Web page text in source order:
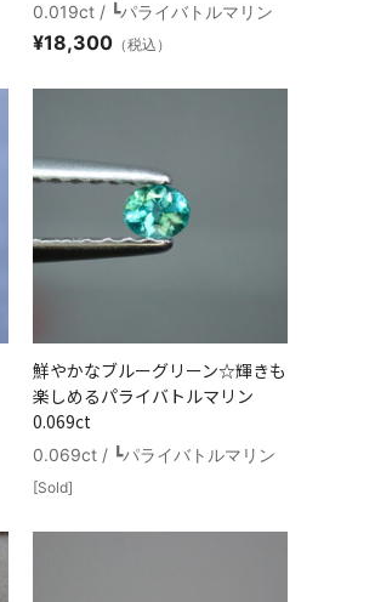
0.019ct / ┗パライバトルマリン
¥18,300 （税込）
鮮やかなブルーグリーン☆輝きも
楽しめるパライバトルマリン
0.069ct
0.069ct / ┗パライバトルマリン
[Sold]